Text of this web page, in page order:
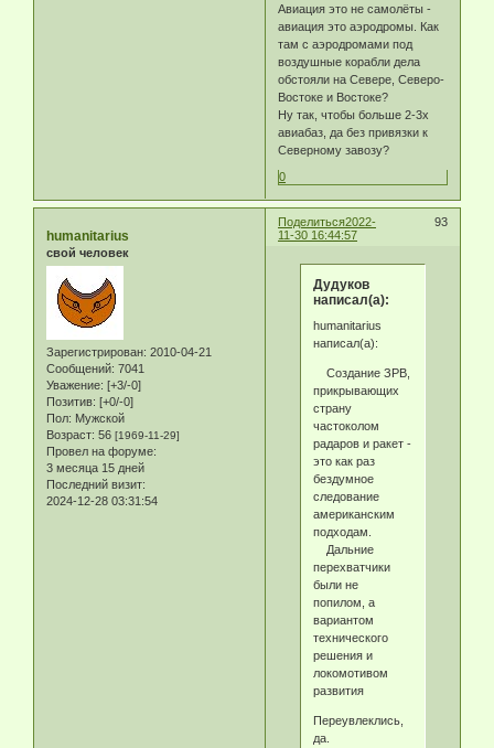
Авиация это не самолёты -
авиация это аэродромы. Как
там с аэродромами под
воздушные корабли дела
обстояли на Севере, Северо-
Востоке и Востоке?
Ну так, чтобы больше 2-3х
авиабаз, да без привязки к
Северному завозу?
0
Поделиться 93
2022-
11-30 16:44:57
humanitarius
свой человек
Зарегистрирован: 2010-04-21
Сообщений: 7041
Уважение: [+3/-0]
Позитив: [+0/-0]
Пол: Мужской
Возраст: 56 [1969-11-29]
Провел на форуме:
3 месяца 15 дней
Последний визит:
2024-12-28 03:31:54
Дудуков
написал(а):
humanitarius
написал(а):
Создание ЗРВ,
прикрывающих
страну
частоколом
радаров и ракет -
это как раз
бездумное
следование
американским
подходам.
Дальние
перехватчики
были не
попилом, а
вариантом
технического
решения и
локомотивом
развития
Переувлеклись,
да.